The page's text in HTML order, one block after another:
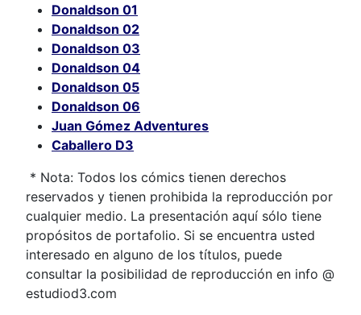
Donaldson 01
Donaldson 02
Donaldson 03
Donaldson 04
Donaldson 05
Donaldson 06
Juan Gómez Adventures
Caballero D3
* Nota: Todos los cómics tienen derechos
reservados y tienen prohibida la reproducción por
cualquier medio. La presentación aquí sólo tiene
propósitos de portafolio. Si se encuentra usted
interesado en alguno de los títulos, puede
consultar la posibilidad de reproducción en info @
estudiod3.com